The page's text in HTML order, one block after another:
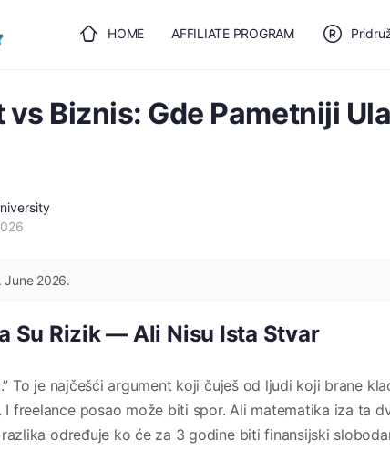
HOME AFFILIATE PROGRAM
ULOGUJTE SE 🎯 BESPLATAN PLAN
vs Biznis: Gde Pametniji
2026.
Su Rizik — Ali Nisu Ista Stvar
To je najčešći argument koji čuješ od ljudi koji brane
I freelance posao može biti spor. Ali matematika iza ta
određuje ko će za 3 godine biti finansijski